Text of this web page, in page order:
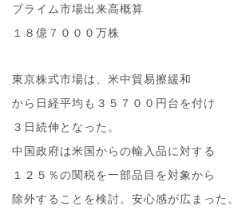
プライム市場出来高概算
１８億７０００万株
東京株式市場は、米中貿易擦緩和
から日経平均も３５７００円台を付け
３日続伸となった。
中国政府は米国からの輸入品に対する
１２５％の関税を一部品目を対象から
除外することを検討。安心感が広まった。